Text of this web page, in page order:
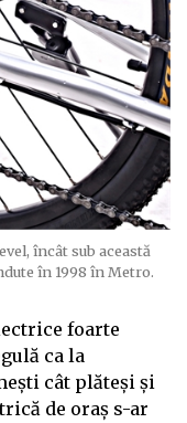
încât sub această
în 1998 în Metro.
foarte
ca la
cât plăteși și
de oraș s-ar